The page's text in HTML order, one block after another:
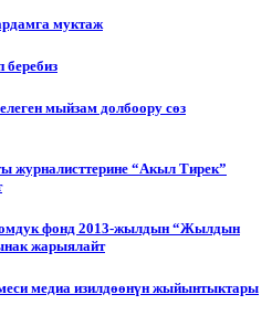
муктаж
мыйзам долбоору сөз
журналисттерине “Акыл Тирек”
фонд 2013-жылдын “Жылдын
жарыялайт
медиа изилдөөнүн жыйынтыктары